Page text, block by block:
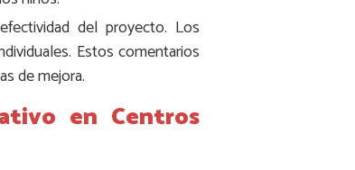
del proyecto. Los
Estos comentarios
de mejora.
en Centros